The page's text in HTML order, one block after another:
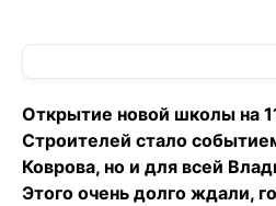
Открытие новой школы на
Строителей стало
Коврова, но и для всей
Этого очень долго ждали,